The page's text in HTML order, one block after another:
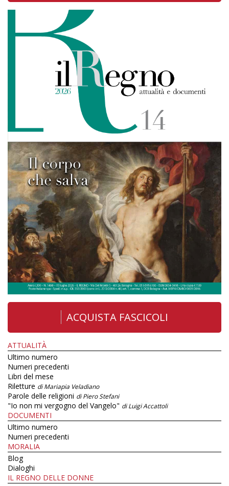
ACQUISTA FASCICOLI
ATTUALITÀ
Ultimo numero
Numeri precedenti
Libri del mese
Riletture di Mariapia Veladiano
Parole delle religioni di Piero Stefani
"Io non mi vergogno del Vangelo" di Luigi Accattoli
DOCUMENTI
Ultimo numero
Numeri precedenti
MORALIA
Blog
Dialoghi
IL REGNO DELLE DONNE